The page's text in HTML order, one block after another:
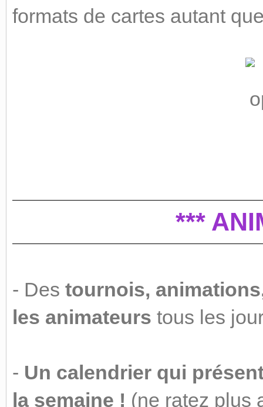
formats de cartes autant
***
- Des tournois,
les animateurs tous les
- Un calendrier qui
la semaine ! (ne ratez plus